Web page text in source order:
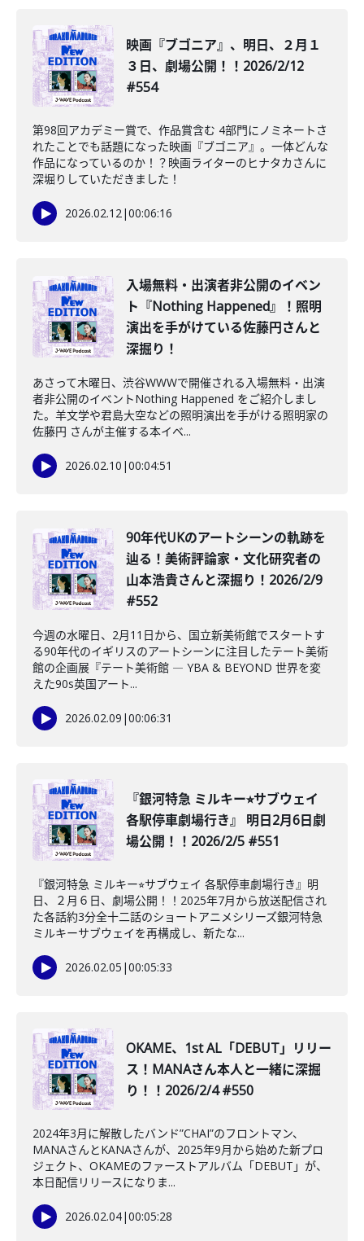
映画『ブゴニア』、明日、２月１
３日、劇場公開！！2026/2/12
#554
第98回アカデミー賞で、作品賞含む 4部門にノミネートさ
れたことでも話題になった映画『ブゴニア』。一体どんな
作品になっているのか！？映画ライターのヒナタカさんに
深堀りしていただきました！
2026.02.12|00:06:16
️入場無料・出演者非公開のイベン
ト『Nothing Happened』！照明
演出を手がけている佐藤円さんと
深掘り！
あさって木曜日、渋谷WWWで開催される入場無料・出演
者非公開のイベントNothing Happened をご紹介しまし
た。羊文学や君島大空などの照明演出を手がける照明家の
佐藤円 さんが主催する本イベ...
2026.02.10 |00:04:51
️90年代UKのアートシーンの軌跡を
辿る！美術評論家・文化研究者の
山本浩貴さんと深掘り！2026/2/9
#552
今週の水曜日、2月11日から、国立新美術館でスタートす
る90年代のイギリスのアートシーンに注目したテート美術
館の企画展『テート美術館 ― YBA & BEYOND 世界を変
えた90s英国アート...
2026.02.09 |00:06:31
『銀河特急 ミルキー⭐︎サブウェイ
各駅停車劇場行き』 明日2月6日劇
場公開！！2026/2/5 #551
『銀河特急 ミルキー⭐︎サブウェイ 各駅停車劇場行き』明
日、２月６日、劇場公開！！2025年7月から放送配信され
た各話約3分全十二話のショートアニメシリーズ銀河特急
ミルキーサブウェイを再構成し、新たな...
2026.02.05 |00:05:33
OKAME、1st AL「DEBUT」リリー
ス！MANAさん本人と一緒に深掘
り！！2026/2/4 #550
2024年3月に解散したバンド”CHAI”のフロントマン、
MANAさんとKANAさんが、2025年9月から始めた新プロ
ジェクト、OKAMEのファーストアルバム「DEBUT」が、
本日配信リリースになりま...
2026.02.04|00:05:28